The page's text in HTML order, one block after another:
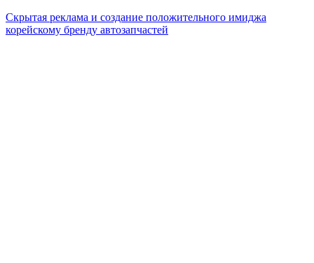
Скрытая реклама и создание положительного имиджа
корейскому бренду автозапчастей